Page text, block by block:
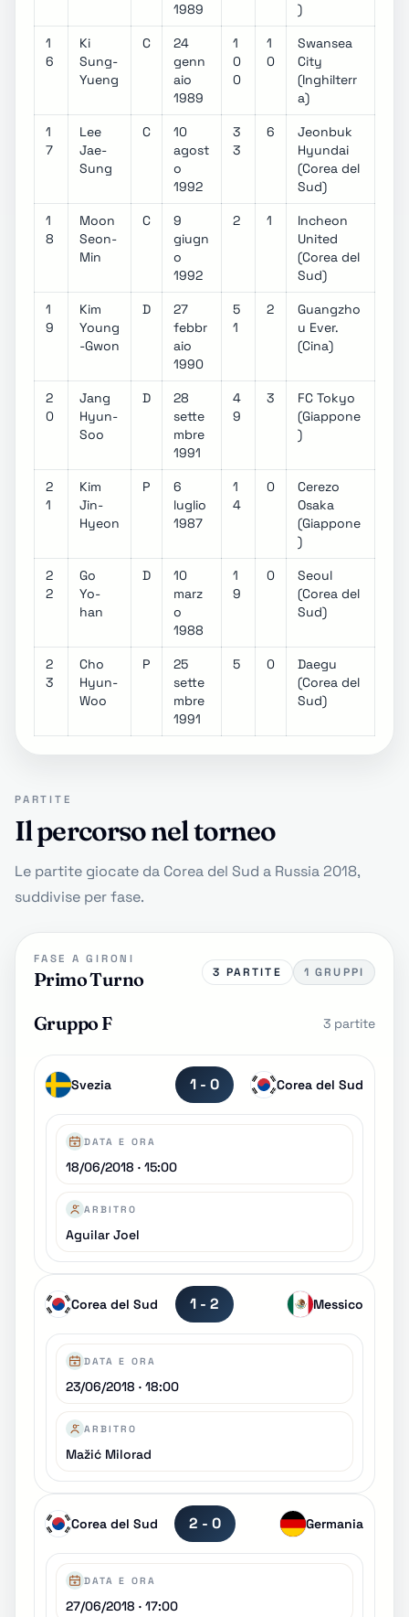
1989
)
1
6
Ki
Sung-
Yueng
C
24
genn
aio
1989
1
0
0
1
0
Swansea
City
(Inghilterr
a)
1
7
Lee
Jae-
Sung
C
10
agost
o
1992
3
3
6
Jeonbuk
Hyundai
(Corea del
Sud)
1
8
Moon
Seon-
Min
C
9
giugn
o
1992
2 1
Incheon
United
(Corea del
Sud)
1
9
Kim
Young
-Gwon
D
27
febbr
aio
1990
5
1
2
Guangzho
u Ever.
(Cina)
2
0
Jang
Hyun-
Soo
D
28
sette
mbre
1991
4
9
3
FC Tokyo
(Giappone
)
2
1
Kim
Jin-
Hyeon
P
6
luglio
1987
1
4
0
Cerezo
Osaka
(Giappone
)
2
2
Go
Yo-
han
D
10
marz
o
1988
1
9
0
Seoul
(Corea del
Sud)
2
3
Cho
Hyun-
Woo
P
25
sette
mbre
1991
5 0
Daegu
(Corea del
Sud)
PARTITE
Il percorso nel torneo
Le partite giocate da Corea del Sud a Russia 2018,
suddivise per fase.
FASE A GIRONI
Primo Turno 3 PARTITE 1 GRUPPI
Gruppo F 3 partite
Svezia 1 - 0 Corea del Sud
DATA E ORA
18/06/2018 · 15:00
ARBITRO
Aguilar Joel
Corea del Sud 1 - 2 Messico
DATA E ORA
23/06/2018 · 18:00
ARBITRO
Mažić Milorad
Corea del Sud 2 - 0 Germania
DATA E ORA
27/06/2018 · 17:00